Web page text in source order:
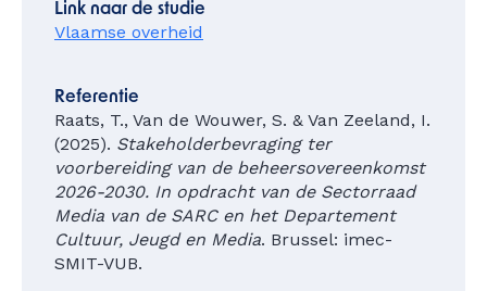
Link naar de studie
Vlaamse overheid
Referentie
Raats, T., Van de Wouwer, S. & Van Zeeland, I.
(2025). Stakeholderbevraging ter
voorbereiding van de beheersovereenkomst
2026-2030. In opdracht van de Sectorraad
Media van de SARC en het Departement
Cultuur, Jeugd en Media. Brussel: imec-
SMIT-VUB.